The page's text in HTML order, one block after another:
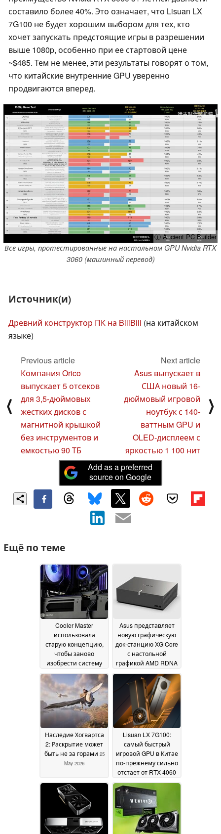
составило более 40%. Это означает, что Lisuan LX
7G100 не будет хорошим выбором для тех, кто
хочет запускать предстоящие игры в разрешении
выше 1080p, особенно при ее стартовой цене
~$485. Тем не менее, эти результаты говорят о том,
что китайские внутренние GPU уверенно
продвигаются вперед.
ⓘ Ancient PC Builder
Все игры, протестированные на настольном GPU Nvidia RTX
3060 (машинный перевод)
Источник(и)
Древний конструктор ПК на BiliBili (на китайском
языке)
⟨
Previous article
Компания Orico
выпускает 5 отсеков
для 3,5-дюймовых
жестких дисков с
магнитной крышкой
без инструментов и
емкостью 90 ТБ
Next article
Asus выпускает в
США новый 16-
дюймовый игровой
ноутбук с 140-
ваттным GPU и
OLED-дисплеем с
яркостью 1 100 нит
⟩
Add as a preferred
source on Google
Ещё по теме
Cooler Master
использовала
старую концепцию,
чтобы заново
изобрести систему
охлаждения ПК04
June 2026
Asus представляет
новую графическую
док-станцию XG Core
с настольной
графикой AMD RDNA
402 June 2026
Наследие Хогвартса
2: Раскрытие может
быть не за горами 25
May 2026
Lisuan LX 7G100:
самый быстрый
игровой GPU в Китае
по-прежнему сильно
отстает от RTX 4060
22 May 2026